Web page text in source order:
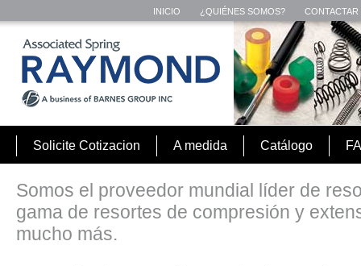
INICIO ¿QUIÉNES SOMOS? CONTACTAR
Solicite Cotizacion A medida Catálogo
Somos el proveedor mundial líder de
gama de resortes de compresión y
mucho más.